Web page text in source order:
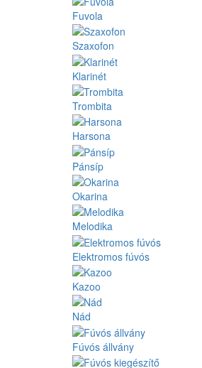
Fuvola
Szaxofon
Klarinét
Trombita
Harsona
Pánsíp
Okarina
Melodika
Elektromos fúvós
Kazoo
Nád
Fúvós állvány